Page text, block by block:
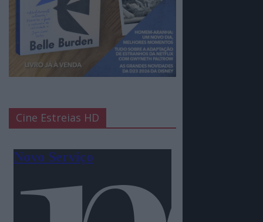
Cine Estreias HD